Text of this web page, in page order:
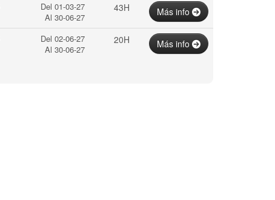
Del 01-03-27
Al 30-06-27
43H Más info
Del 02-06-27
Al 30-06-27
20H Más info